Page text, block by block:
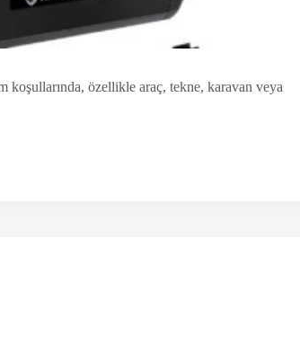
özellikle araç, tekne, karavan veya